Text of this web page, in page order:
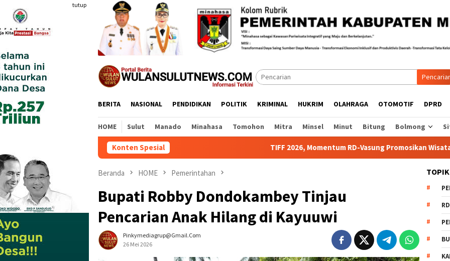
konten
tutup
BERITA NASIONAL PENDIDIKAN POLITIK KRIMINAL HUKRIM OLAHRAGA OTOMOTIF DPRD
HOME Sulut Manado Minahasa Tomohon Mitra Minsel Minut Bitung Bolmong
Konten Spesial TIFF 2026, Momentum RD-Vasung Promosikan Wisata dan Ekraf
Beranda HOME Pemerintahan
Bupati Robby Dondokambey Tinjau
Pencarian Anak Hilang di Kayuuwi
Pinkymediagrup@gmail.com
26 Mei 2026